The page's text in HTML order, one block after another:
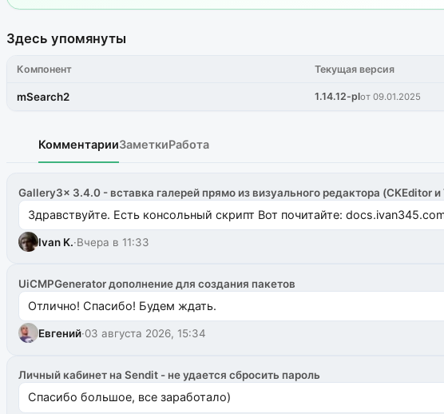
Здесь упомянуты
Компонент Текущая версия
mSearch2 1.14.12-plот 09.01.2025
КомментарииЗаметкиРабота
Gallery3x 3.4.0 - вставка галерей прямо из визуального редактора (CKEditor и
Здравствуйте. Есть консольный скрипт Вот почитайте:
Ivan K.·Вчера в 11:33
UiCMPGenerator дополнение для создания пакетов
Отлично! Спасибо! Будем ждать.
Евгений·03 августа 2026, 15:34
Личный кабинет на Sendit - не удается сбросить пароль
Спасибо большое, все заработало)